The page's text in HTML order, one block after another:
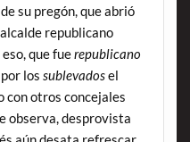
su pregón, que abrió
republicano
que fuerepublicano
los sublevadosel
con otros concejales
observa, desprovista